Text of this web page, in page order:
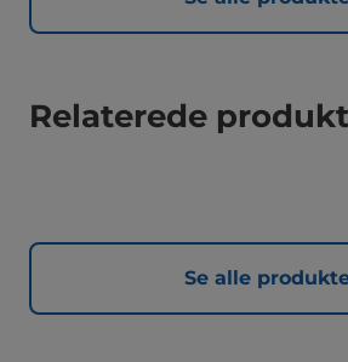
Relaterede
Se alle